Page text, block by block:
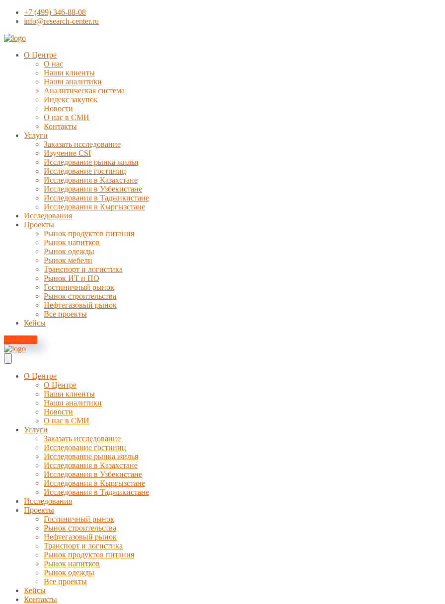
+7 (499) 346-88-08
info@research-center.ru
О Центре
О нас
Наши клиенты
Наши аналитики
Аналитическая система
Индекс закупок
Новости
О нас в СМИ
Контакты
Услуги
Заказать исследование
Изучение CSI
Исследование рынка жилья
Исследование гостиниц
Исследования в Казахстане
Исследования в Узбекистане
Исследования в Таджикистане
Исследования в Кыргызстане
Исследования
Проекты
Рынок продуктов питания
Рынок напитков
Рынок одежды
Рынок мебели
Транспорт и логистика
Рынок ИТ и ПО
Гостиничный рынок
Рынок строительства
Нефтегазовый рынок
Все проекты
Кейсы
Контакты
О Центре
О Центре
Наши клиенты
Наши аналитики
Новости
О нас в СМИ
Услуги
Заказать исследование
Исследование гостиниц
Исследование рынка жилья
Исследования в Казахстане
Исследования в Узбекистане
Исследования в Кыргызстане
Исследования в Таджикистане
Исследования
Проекты
Гостиничный рынок
Рынок строительства
Нефтегазовый рынок
Транспорт и логистика
Рынок продуктов питания
Рынок напитков
Рынок одежды
Все проекты
Кейсы
Контакты